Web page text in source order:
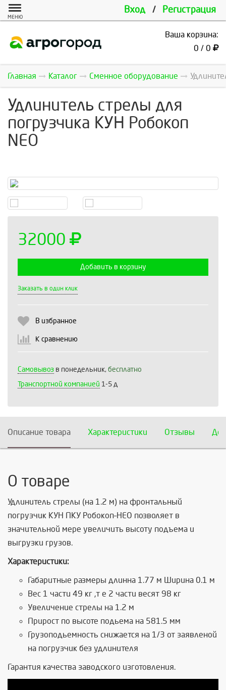
Вход / Регистрация
МЕНЮ
Ваша корзина:
0 / 0
Главная Каталог Сменное оборудование
Удлинитель стрелы для
погрузчика КУН Робокоп
NEO
32000
Добавить в корзину
Заказать в один клик
В избранное
К сравнению
Самовывоз в понедельник, бесплатно
Транспортной компанией 1-5 д
Описание товара Характеристики Отзывы
О товаре
Удлинитель стрелы (на 1.2 м) на фронтальный
погрузчик КУН ПКУ Робокоп–НЕО позволяет в
значительной мере увеличить высоту подъема и
выгрузки грузов.
Характеристики:
Габаритные размеры длинна 1.77 м Ширина 0.1 м
Вес 1 части 49 кг ,т е 2 части весят 98 кг
Увеличение стрелы на 1.2 м
Прирост по высоте подьема на 581.5 мм
Грузоподьемность снижается на 1/3 от заявленой
на погрузчик без удлинителя
Гарантия качества заводского изготовления.